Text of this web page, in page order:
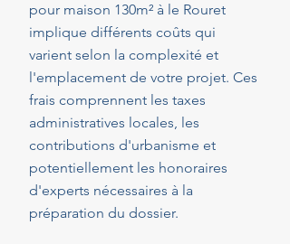
pour maison 130m² à le Rouret
implique différents coûts qui
varient selon la complexité et
l'emplacement de votre projet. Ces
frais comprennent les taxes
administratives locales, les
contributions d'urbanisme et
potentiellement les honoraires
d'experts nécessaires à la
préparation du dossier.